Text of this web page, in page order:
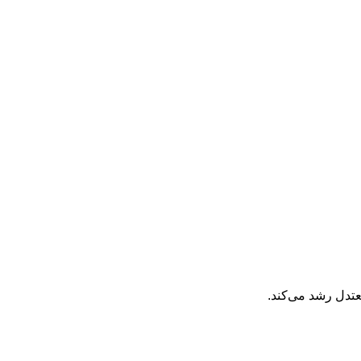
رشد می‌کند.